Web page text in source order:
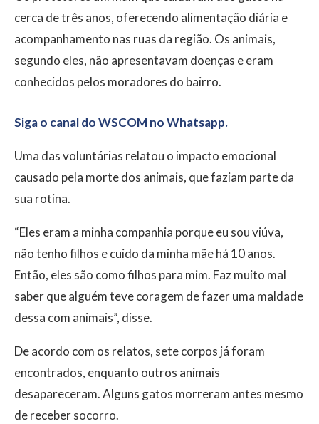
cerca de três anos, oferecendo alimentação diária e
acompanhamento nas ruas da região. Os animais,
segundo eles, não apresentavam doenças e eram
conhecidos pelos moradores do bairro.
Siga o canal do WSCOM no Whatsapp.
Uma das voluntárias relatou o impacto emocional
causado pela morte dos animais, que faziam parte da
sua rotina.
“Eles eram a minha companhia porque eu sou viúva,
não tenho filhos e cuido da minha mãe há 10 anos.
Então, eles são como filhos para mim. Faz muito mal
saber que alguém teve coragem de fazer uma maldade
dessa com animais”, disse.
De acordo com os relatos, sete corpos já foram
encontrados, enquanto outros animais
desapareceram. Alguns gatos morreram antes mesmo
de receber socorro.